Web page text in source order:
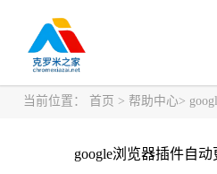
当前位置： 首页 > 帮助中心>
google浏览器插件自